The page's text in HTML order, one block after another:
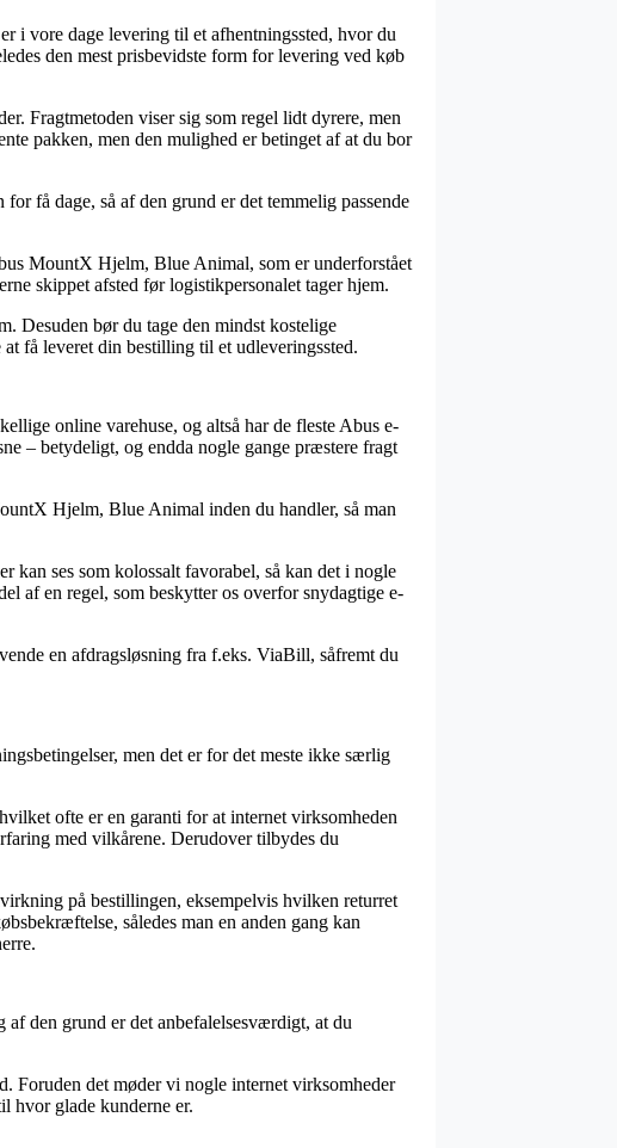
i vore dage levering til et afhentningssted, hvor du
den mest prisbevidste form for levering ved køb
Fragtmetoden viser sig som regel lidt dyrere, men
pakken, men den mulighed er betinget af at du bor
få dage, så af den grund er det temmelig passende
MountX Hjelm, Blue Animal, som er underforstået
skippet afsted før logistikpersonalet tager hjem.
Desuden bør du tage den mindst kostelige
få leveret din bestilling til et udleveringssted.
online varehuse, og altså har de fleste Abus e-
– betydeligt, og endda nogle gange præstere fragt
Hjelm, Blue Animal inden du handler, så man
kan ses som kolossalt favorabel, så kan det i nogle
af en regel, som beskytter os overfor snydagtige e-
en afdragsløsning fra f.eks. ViaBill, såfremt du
men det er for det meste ikke særlig
ofte er en garanti for at internet virksomheden
med vilkårene. Derudover tilbydes du
på bestillingen, eksempelvis hvilken returret
således man en anden gang kan
den grund er det anbefalelsesværdigt, at du
Foruden det møder vi nogle internet virksomheder
hvor glade kunderne er.